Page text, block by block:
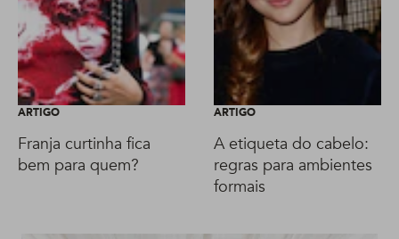
ARTIGO
Franja curtinha fica
bem para quem?
ARTIGO
A etiqueta do cabelo:
regras para ambientes
formais